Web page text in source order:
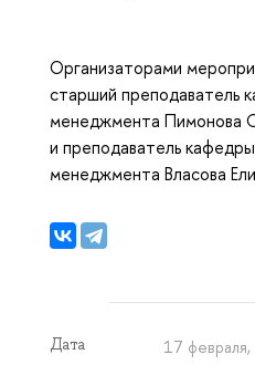
Организаторами
старший преподаватель
менеджмента Пимонова
и преподаватель
менеджмента Власова
Дата 17 февраля,